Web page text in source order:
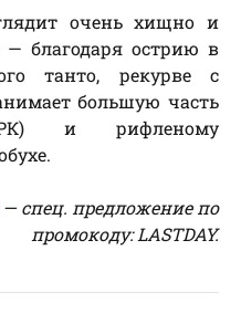
очень хищно и
— благодаря острию в
танто, рекурве с
большую часть
и рифленому
cпeц. пpeдлoжeниe пo
пpoмoкoду: LASTDAY.